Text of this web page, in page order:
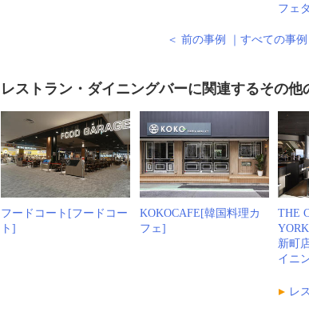
フェ
＜ 前の事例 すべての事例
レストラン・ダイニングバーに関連するその他
フードコート[フードコー
ト]
KOKOCAFE[韓国料理カ
フェ]
THE
新町
イニ
レ